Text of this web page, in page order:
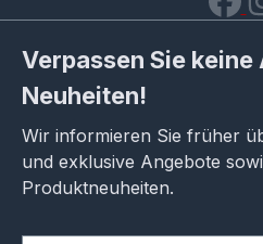
Verpassen Sie keine
Neuheiten!
Wir informieren Sie früher
und exklusive Angebote
Produktneuheiten.